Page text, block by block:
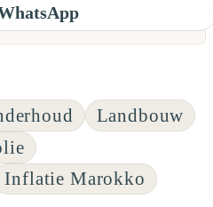
Landbouw
Inflatie Marokko